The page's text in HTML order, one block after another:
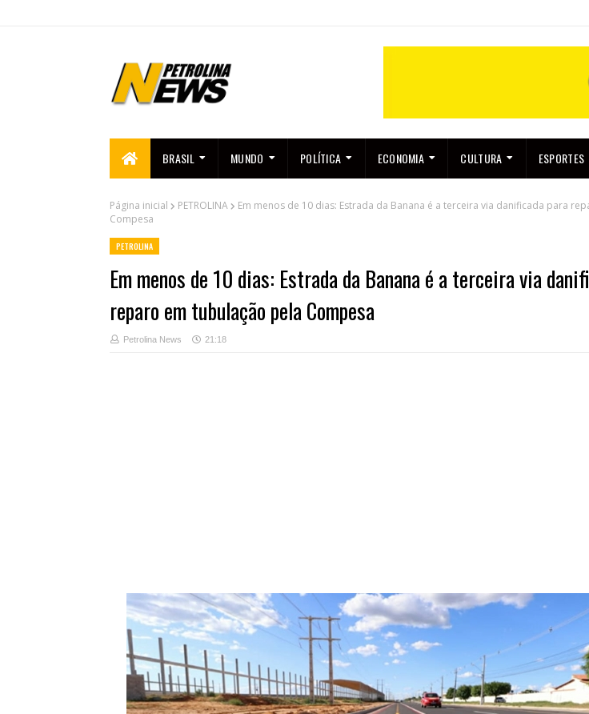
BRASIL MUNDO POLÍTICA ECONOMIA CULTURA ESPORTES
Página inicial PETROLINA
Em menos de 10 dias: Estrada da Banana é a terceira via danificada para
Compesa
PETROLINA
Em menos de 10 dias: Estrada da Banana é a terceira via
reparo em tubulação pela Compesa
Petrolina News 21:18